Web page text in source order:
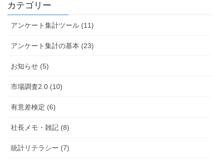
カテゴリー
アンケート集計ツール (11)
アンケート集計の基本 (23)
お知らせ (5)
市場調査2.0 (10)
有意差検定 (6)
社長メモ・雑記 (8)
統計リテラシー (7)